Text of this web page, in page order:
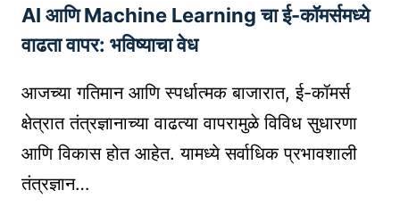
S
T
M
A
I
A
R
U
D
AI आणि Machine Learning चा ई-कॉमर्समध्ये
वाढता वापर: भविष्याचा वेध
आजच्या गतिमान आणि स्पर्धात्मक बाजारात, ई-कॉमर्स
क्षेत्रात तंत्रज्ञानाच्या वाढत्या वापरामुळे विविध सुधारणा
आणि विकास होत आहेत. यामध्ये सर्वाधिक प्रभावशाली
तंत्रज्ञान…